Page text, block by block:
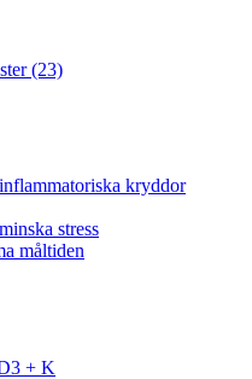
(23)
kryddor
stress
måltiden
+ K